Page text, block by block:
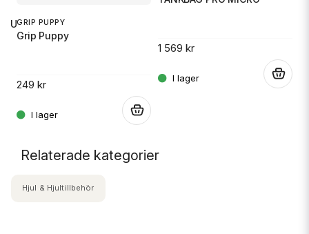
RUGRIP PUPPY
Grip Puppy
249 kr
1 569 kr
Relaterade kategorier
Hjul & Hjultillbehör